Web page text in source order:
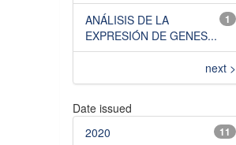
1
ANÁLISIS DE LA
EXPRESIÓN DE GENES...
next >
Date issued
11
2020